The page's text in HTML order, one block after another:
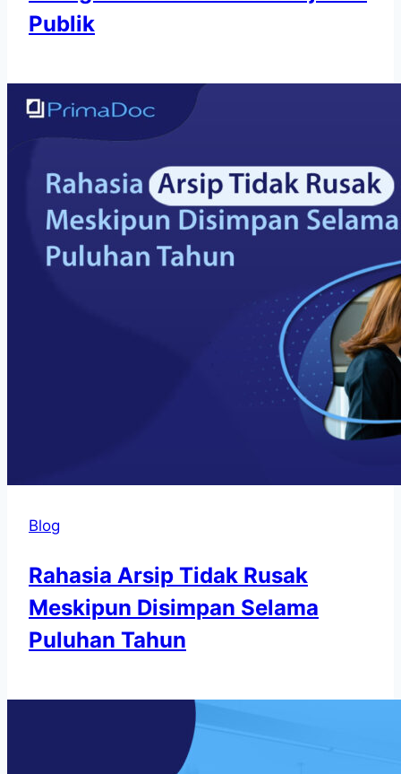
Publik
Blog
Rahasia Arsip Tidak Rusak
Meskipun Disimpan Selama
Puluhan Tahun